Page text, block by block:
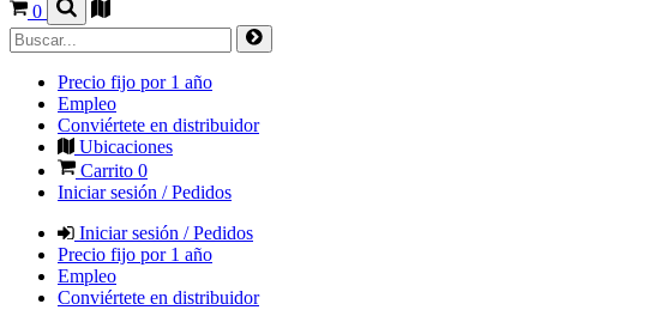
0
Precio fijo por 1 año
Empleo
Conviértete en distribuidor
Ubicaciones
Carrito 0
Iniciar sesión / Pedidos
Iniciar sesión / Pedidos
Precio fijo por 1 año
Empleo
Conviértete en distribuidor